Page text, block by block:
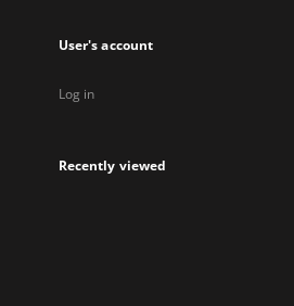
User's account
Log in
Recently viewed